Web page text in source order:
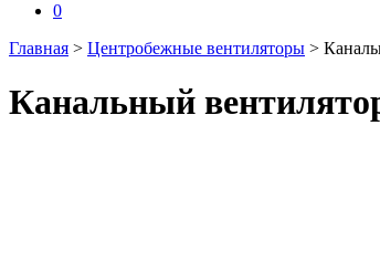
0
Главная > Центробежные вентиляторы >
Канальный